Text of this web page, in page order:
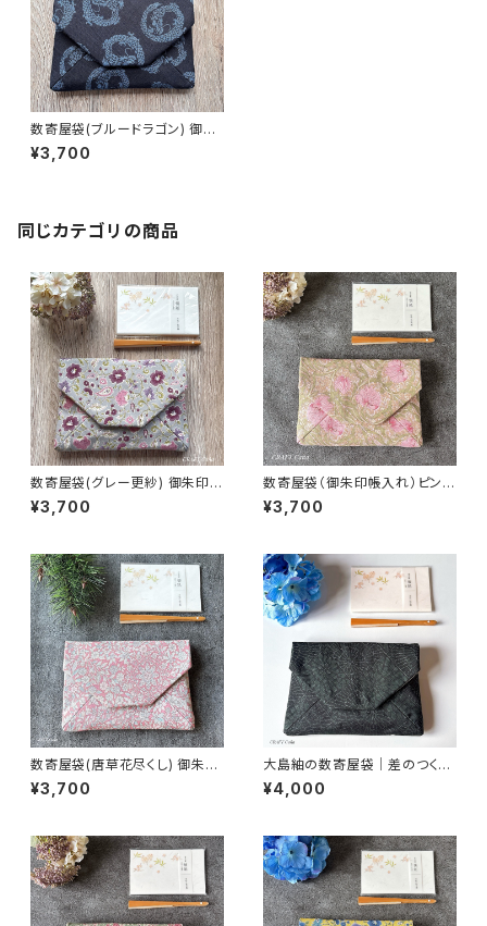
数寄屋袋(ブルードラゴン) 御朱
印帳入れ 和柄ポーチ Sukiyab
ag
¥3,700
同じカテゴリの商品
数寄屋袋(グレー更紗) 御朱印帳
¥3,700
数寄屋袋（御朱印帳入れ）ピンパ
ネル・ピンク柄／ウィリアムモリ
ス生地使用
¥3,700
数寄屋袋(唐草花尽くし) 御朱印
帳入れ 和柄ポーチ Sukiyaba
g
¥3,700
大島紬の数寄屋袋｜差のつく一
点もの｜黒緑菊格子｜御朱印
帳入れにも
¥4,000